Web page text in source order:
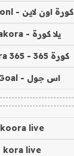
كورة اون لاين - koora onl
يلا كورة - yallakora
كورة 365 - kooora 365
اس جول - AS Goal
koora live
kora live